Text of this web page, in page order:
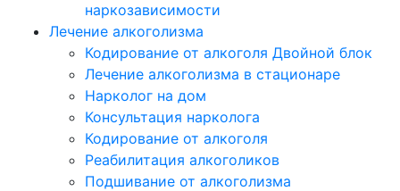
наркозависимости
Лечение алкоголизма
Кодирование от алкоголя Двойной блок
Лечение алкоголизма в стационаре
Нарколог на дом
Консультация нарколога
Кодирование от алкоголя
Реабилитация алкоголиков
Подшивание от алкоголизма